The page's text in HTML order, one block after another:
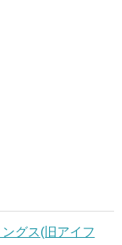
グス(旧アイフ